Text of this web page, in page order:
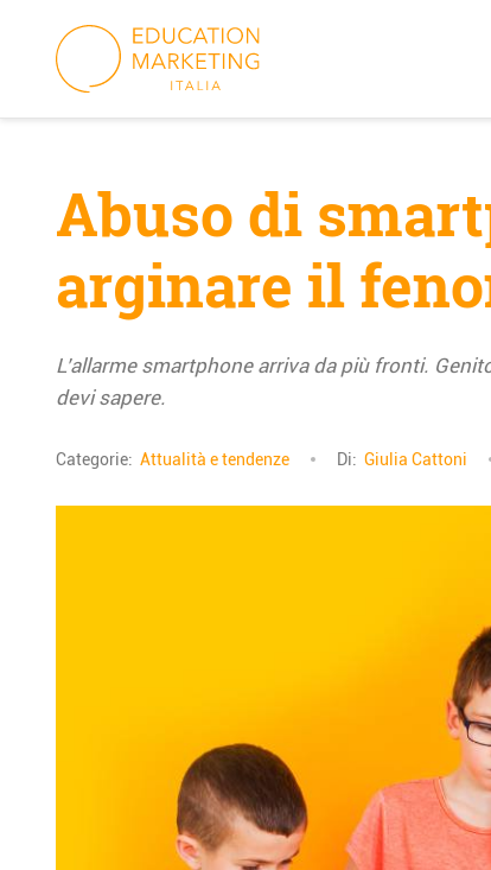
content
Abuso di
arginare il
L’allarme smartphone arriva da più fronti.
devi sapere.
Categorie: Attualità e tendenze Di: Giulia Cattoni